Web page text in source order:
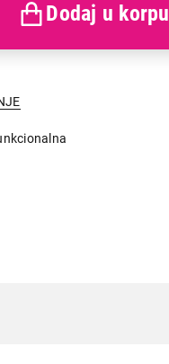
Dodaj u korpu